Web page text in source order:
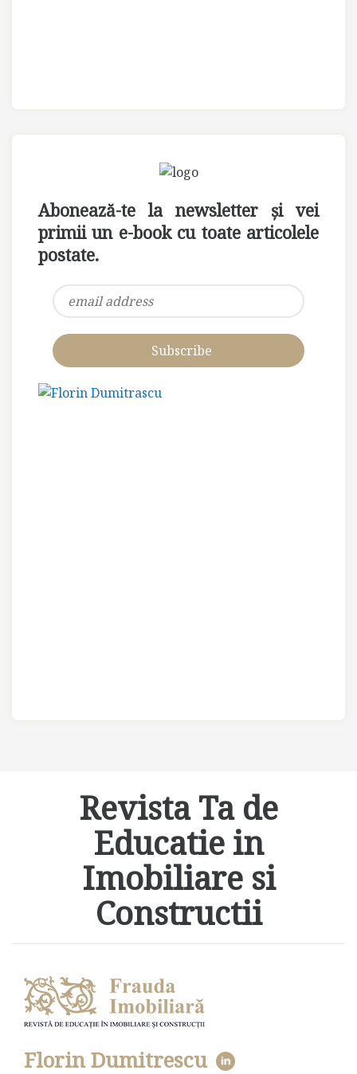
Abonează-te la newsletter și vei
primii un e-book cu toate articolele
postate.
Revista Ta de
Educatie in
Imobiliare si
Constructii
Florin Dumitrescu